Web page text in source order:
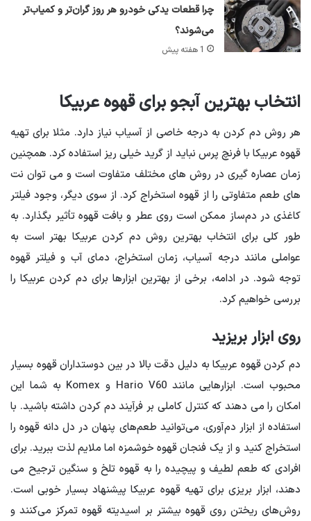
چرا قطعات یدکی خودرو هر روز گران‌تر و کمیاب‌تر
می‌شوند؟
1 هفته پیش
انتخاب بهترین آبجو برای قهوه عربیکا
هر روش دم کردن به درجه خاصی از آسیاب نیاز دارد. مثلا برای تهیه
قهوه عربیکا با فرنچ پرس نباید از گرید خیلی ریز استفاده کرد. همچنین
زمان عصاره گیری در روش های مختلف متفاوت است و می توان نت
های طعم متفاوتی را از قهوه استخراج کرد. از سوی دیگر، وجود فیلتر
کاغذی در دم‌ساز ممکن است روی عطر و بافت قهوه تأثیر بگذارد. به
طور کلی برای انتخاب بهترین روش دم کردن عربیکا بهتر است به
عواملی مانند درجه آسیاب، زمان استخراج، دمای آب و فیلتر قهوه
توجه شود. در ادامه، برخی از بهترین ابزارها برای دم کردن عربیکا را
بررسی خواهیم کرد.
روی ابزار بریزید
دم کردن قهوه عربیکا به دلیل دقت بالا در بین دوستداران قهوه بسیار
محبوب است. ابزارهایی مانند Hario V60 و Komex به شما این
امکان را می دهند که کنترل کاملی بر فرآیند دم کردن داشته باشید. با
استفاده از ابزار دم‌آوری، می‌توانید طعم‌های پنهان در دل دانه قهوه را
استخراج کنید و از یک فنجان قهوه خوشمزه اما ملایم لذت ببرید. برای
افرادی که طعم لطیف و پیچیده را به قهوه تلخ و سنگین ترجیح می
دهند، ابزار بریزی برای تهیه قهوه عربیکا پیشنهاد بسیار خوبی است.
روش‌های ریختن روی قهوه بیشتر بر اسیدیته قهوه تمرکز می‌کنند و